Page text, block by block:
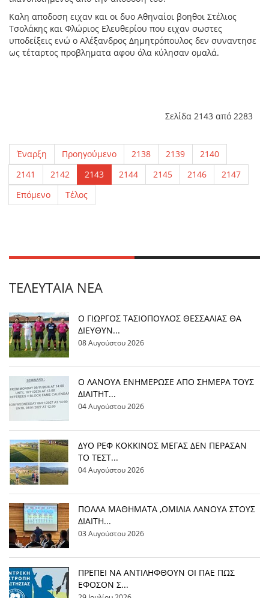
Καλη αποδοση ειχαν και οι δυο Αθηναίοι βοηθοι Στέλιος
Τσολάκης και Φλώριος Ελευθερίου που ειχαν σωστες
υποδείξεις ενώ ο Αλέξανδρος Δημητρόπουλος δεν συναντησε
ως τέταρτος προβληματα αφου όλα κύλησαν ομαλά.
Σελίδα 2143 από 2283
Έναρξη Προηγούμενο 2138 2139
2140
2141
2142 2143 2144 2145 2146
2147
Επόμενο
Τέλος
ΤΕΛΕΥΤΑΊΑ ΝΈΑ
Ο ΓΙΩΡΓΟΣ ΤΑΣΙΟΠΟΥΛΟΣ ΘΕΣΣΑΛΙΑΣ ΘΑ
ΔΙΕΥΘΥΝ...
08 Αυγούστου 2026
Ο ΛΑΝΟΥΑ ΕΝΗΜΕΡΩΣΕ ΑΠΟ ΣΗΜΕΡΑ ΤΟΥΣ
ΔΙΑΙΤΗΤ...
04 Αυγούστου 2026
ΔΥΟ ΡΕΦ ΚΟΚΚΙΝΟΣ ΜΕΓΑΣ ΔΕΝ ΠΕΡΑΣΑΝ
ΤΟ ΤΕΣΤ...
04 Αυγούστου 2026
ΠΟΛΛΑ ΜΑΘΗΜΑΤΑ ,ΟΜΙΛΙΑ ΛΑΝΟΥΑ ΣΤΟΥΣ
ΔΙΑΙΤΗ...
03 Αυγούστου 2026
ΠΡΕΠΕΙ ΝΑ ΑΝΤΙΛΗΦΘΟΥΝ ΟΙ ΠΑΕ ΠΩΣ
ΕΦΟΣΟΝ Σ...